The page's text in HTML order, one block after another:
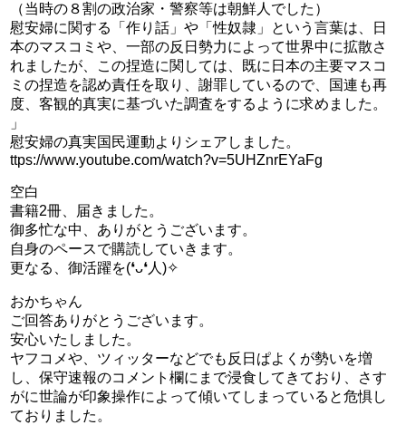
（当時の８割の政治家・警察等は朝鮮人でした）
慰安婦に関する「作り話」や「性奴隷」という言葉は、日
本のマスコミや、一部の反日勢力によって世界中に拡散さ
れましたが、この捏造に関しては、既に日本の主要マスコ
ミの捏造を認め責任を取り、謝罪しているので、国連も再
度、客観的真実に基づいた調査をするように求めました。
」
慰安婦の真実国民運動よりシェアしました。
ttps://www.youtube.com/watch?v=5UHZnrEYaFg
空白
書籍2冊、届きました。
御多忙な中、ありがとうございます。
自身のペースで購読していきます。
更なる、御活躍を(❛ᴗ❛人)✧
おかちゃん
ご回答ありがとうございます。
安心いたしました。
ヤフコメや、ツィッターなどでも反日ぱよくが勢いを増
し、保守速報のコメント欄にまで浸食してきており、さす
がに世論が印象操作によって傾いてしまっていると危惧し
ておりました。